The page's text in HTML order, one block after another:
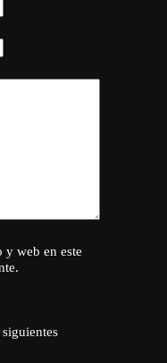
y web en este